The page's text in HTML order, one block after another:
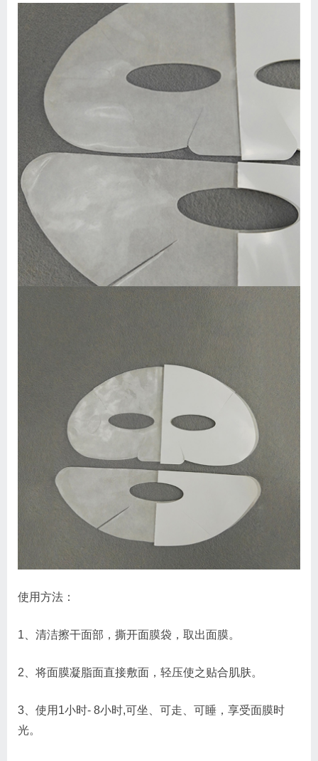
使用方法：
1、清洁擦干面部，撕开面膜袋，取出面膜。
2、将面膜凝脂面直接敷面，轻压使之贴合肌肤。
3、使用1小时- 8小时,可坐、可走、可睡，享受面膜时
光。